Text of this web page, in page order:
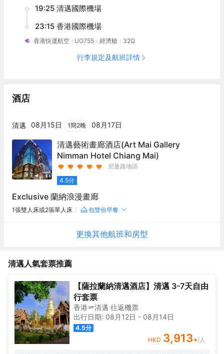
19:25 清邁國際機場
23:15 香港國際機場
香港快運航空 UO755 經濟艙 32Q
行李規定及航班詳情
酒店
清邁 08月15日 1間2晚 08月17日
清邁藝術畫廊酒店(Art Mai Gallery
Nimman Hotel Chiang Mai)
尼曼路地區
4.5分
Exclusive 蘭納浪漫畫廊
1張雙人床或2張單人床 包雙份早餐
更換其他航班和房型
清邁人氣套票推薦
【薩拉蘭納清邁酒店】清邁 3-7天自由
行套票
香港 清邁 往返機票
出行日期: 08月12日 - 08月14日
4.5分
HKD 3,913+/人